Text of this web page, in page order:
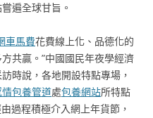
遍全球甘旨。
車馬費花費線上化、品德化的
共贏。”中國國民年夜學經濟
時說，各地開設特點專場，
包養管道處包養網站所特點
過程積極介入網上年貨節，